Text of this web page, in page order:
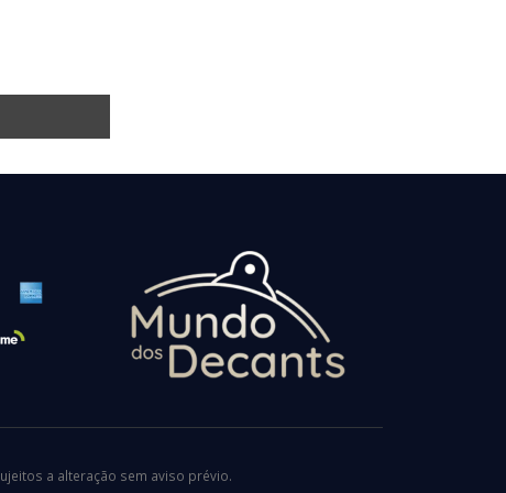
a alteração sem aviso prévio.